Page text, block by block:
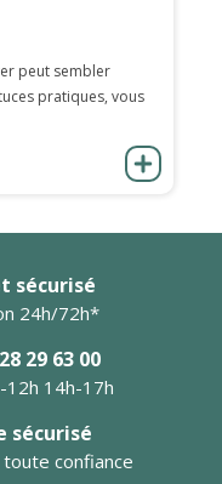
peut sembler
pratiques, vous
sécurisé
24h/72h*
29 63 00
12h 14h-17h
sécurisé
confiance